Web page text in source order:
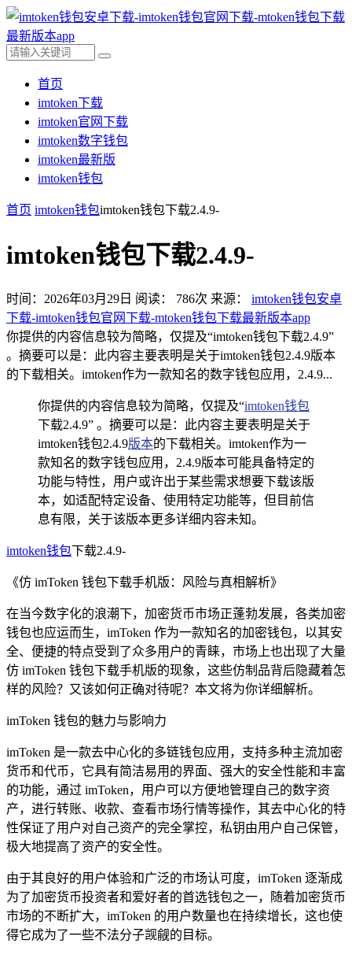
首页
imtoken下载
imtoken官网下载
imtoken数字钱包
imtoken最新版
imtoken钱包
首页 imtoken钱包imtoken钱包下载2.4.9-
imtoken钱包下载2.4.9-
时间：2026年03月29日 阅读： 786次 来源： imtoken钱包安卓
下载-imtoken钱包官网下载-mtoken钱包下载最新版本app
你提供的内容信息较为简略，仅提及“imtoken钱包下载2.4.9”
。摘要可以是：此内容主要表明是关于imtoken钱包2.4.9版本
的下载相关。imtoken作为一款知名的数字钱包应用，2.4.9...
你提供的内容信息较为简略，仅提及“imtoken钱包
下载2.4.9” 。摘要可以是：此内容主要表明是关于
imtoken钱包2.4.9版本的下载相关。imtoken作为一
款知名的数字钱包应用，2.4.9版本可能具备特定的
功能与特性，用户或许出于某些需求想要下载该版
本，如适配特定设备、使用特定功能等，但目前信
息有限，关于该版本更多详细内容未知。
imtoken钱包下载2.4.9-
《仿 imToken 钱包下载手机版：风险与真相解析》
在当今数字化的浪潮下，加密货币市场正蓬勃发展，各类加密
钱包也应运而生，imToken 作为一款知名的加密钱包，以其安
全、便捷的特点受到了众多用户的青睐，市场上也出现了大量
仿 imToken 钱包下载手机版的现象，这些仿制品背后隐藏着怎
样的风险？又该如何正确对待呢？本文将为你详细解析。
imToken 钱包的魅力与影响力
imToken 是一款去中心化的多链钱包应用，支持多种主流加密
货币和代币，它具有简洁易用的界面、强大的安全性能和丰富
的功能，通过 imToken，用户可以方便地管理自己的数字资
产，进行转账、收款、查看市场行情等操作，其去中心化的特
性保证了用户对自己资产的完全掌控，私钥由用户自己保管，
极大地提高了资产的安全性。
由于其良好的用户体验和广泛的市场认可度，imToken 逐渐成
为了加密货币投资者和爱好者的首选钱包之一，随着加密货币
市场的不断扩大，imToken 的用户数量也在持续增长，这也使
得它成为了一些不法分子觊觎的目标。